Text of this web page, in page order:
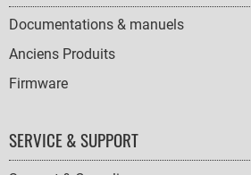
Documentations & manuels
Anciens Produits
Firmware
SERVICE & SUPPORT